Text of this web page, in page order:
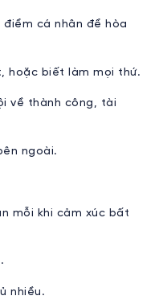
điểm cá nhân để hòa
hoặc biết làm mọi thứ.
về thành công, tài
ngoài.
mỗi khi cảm xúc bất
nhiều.